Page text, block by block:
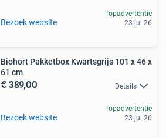
Bezoek website
Topadvertentie
23 jul 26
Biohort Pakketbox Kwartsgrijs 101 x 46 x
61 cm
€ 389,00 Details
Bezoek website
Topadvertentie
23 jul 26